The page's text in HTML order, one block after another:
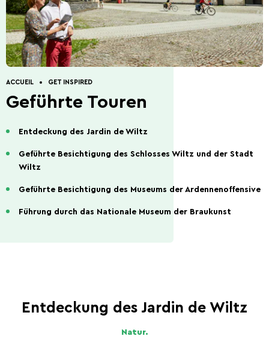
Entdeckung der Natur Geführte Touren
5 Things to do
Restaurants. Ferienhäuser.
Anfahrt nach Wiltz. Kontakt.
ACCUEIL GET INSPIRED
Geführte Touren
Entdeckung des Jardin de Wiltz
Geführte Besichtigung des Schlosses Wiltz und der Stadt
Wiltz
Geführte Besichtigung des Museums der Ardennenoffensive
Führung durch das Nationale Museum der Braukunst
Entdeckung des Jardin de Wiltz
Natur.